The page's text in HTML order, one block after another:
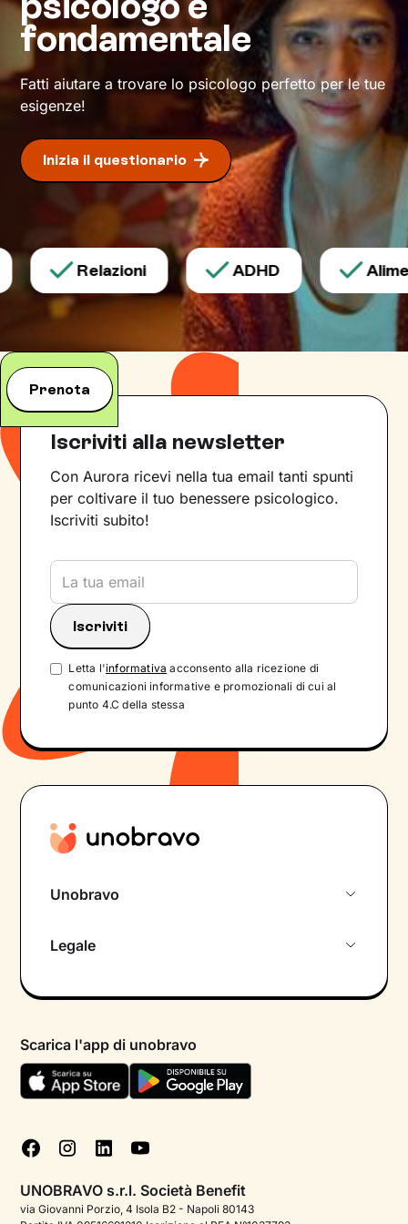
fondamentale
Fatti aiutare a trovare lo psicologo perfetto per le tue
esigenze!
Inizia il questionario
Relazioni ADHD
Prenota
Iscriviti alla newsletter
Con Aurora ricevi nella tua email tanti spunti
per coltivare il tuo benessere psicologico.
Iscriviti subito!
Letta l'informativa acconsento alla ricezione di
comunicazioni informative e promozionali di cui al
punto 4.C della stessa
Unobravo
Psicologo in chat
Aiuto urgente
FAQ
Podcast di psicologia
Legale
Termini e condizioni
Informativa Privacy
Cookie policy
Gestisci cookie
Scarica l'app di unobravo
UNOBRAVO s.r.l. Società Benefit
via Giovanni Porzio, 4 Isola B2 - Napoli 80143